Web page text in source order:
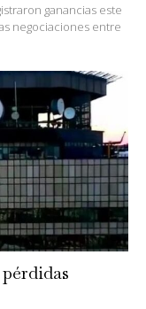
ganancias este
negociaciones entre